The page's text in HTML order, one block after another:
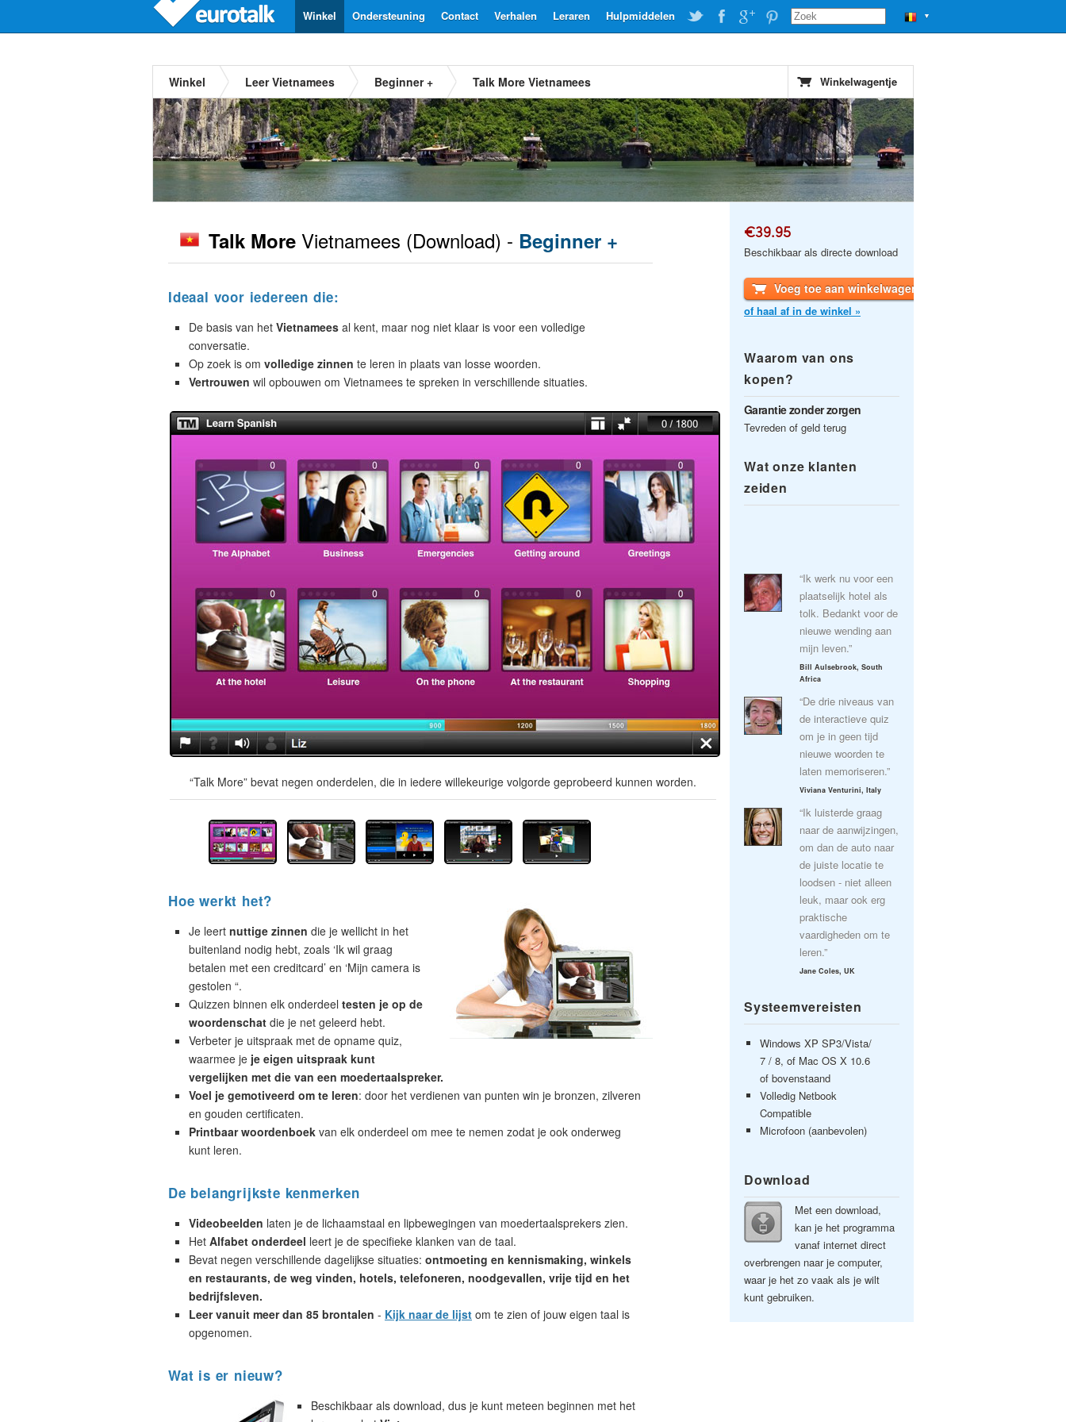
▼
Hulpmiddelen
Leraren
Verhalen
Contact
Ondersteuning
Winkel
Winkel Leer Vietnamees Beginner + Talk More Vietnamees Winkelwagentje
Talk More Vietnamees (Download) - Beginner +
Ideaal voor iedereen die:
De basis van het Vietnamees al kent, maar nog niet klaar is voor een volledige
conversatie.
Op zoek is om volledige zinnen te leren in plaats van losse woorden.
Vertrouwen wil opbouwen om Vietnamees te spreken in verschillende situaties.
“Talk More” bevat negen onderdelen, die in iedere willekeurige volgorde geprobeerd kunnen worden.
Hoe werkt het?
Je leert nuttige zinnen die je wellicht in het
buitenland nodig hebt, zoals ‘Ik wil graag
betalen met een creditcard’ en ‘Mijn camera is
gestolen “.
Quizzen binnen elk onderdeel testen je op de
woordenschat die je net geleerd hebt.
Verbeter je uitspraak met de opname quiz,
waarmee je je eigen uitspraak kunt
vergelijken met die van een moedertaalspreker.
Voel je gemotiveerd om te leren: door het verdienen van punten win je bronzen, zilveren
en gouden certificaten.
Printbaar woordenboek van elk onderdeel om mee te nemen zodat je ook onderweg
kunt leren.
De belangrijkste kenmerken
Videobeelden laten je de lichaamstaal en lipbewegingen van moedertaalsprekers zien.
Het Alfabet onderdeel leert je de specifieke klanken van de taal.
Bevat negen verschillende dagelijkse situaties: ontmoeting en kennismaking, winkels
en restaurants, de weg vinden, hotels, telefoneren, noodgevallen, vrije tijd en het
bedrijfsleven.
Leer vanuit meer dan 85 brontalen - Kijk naar de lijst om te zien of jouw eigen taal is
opgenomen.
Wat is er nieuw?
Beschikbaar als download, dus je kunt meteen beginnen met het
€39.95
Beschikbaar als directe download
Voeg toe aan winkelwagen
of haal af in de winkel »
Waarom van ons
kopen?
Garantie zonder zorgen
Tevreden of geld terug
Wat onze klanten
zeiden
“Ik werk nu voor een
plaatselijk hotel als
tolk. Bedankt voor de
nieuwe wending aan
mijn leven.”
Bill Aulsebrook, South
Africa
“De drie niveaus van
de interactieve quiz
om je in geen tijd
nieuwe woorden te
laten memoriseren.”
Viviana Venturini, Italy
“Ik luisterde graag
naar de aanwijzingen,
om dan de auto naar
de juiste locatie te
loodsen - niet alleen
leuk, maar ook erg
praktische
vaardigheden om te
leren.”
Jane Coles, UK
Systeemvereisten
Windows XP SP3/Vista/
7 / 8, of Mac OS X 10.6
of bovenstaand
Volledig Netbook
Compatible
Microfoon (aanbevolen)
Download
Met een download,
kan je het programma
vanaf internet direct
overbrengen naar je computer,
waar je het zo vaak als je wilt
kunt gebruiken.